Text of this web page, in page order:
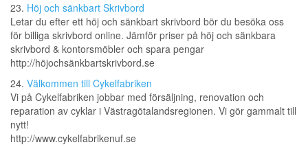
23. Höj och sänkbart Skrivbord
Letar du efter ett höj och sänkbart skrivbord bör du besöka oss
för billiga skrivbord online. Jämför priser på höj och sänkbara
skrivbord & kontorsmöbler och spara pengar
http://höjochsänkbartskrivbord.se
24. Välkommen till Cykelfabriken
Vi på Cykelfabriken jobbar med försäljning, renovation och
reparation av cyklar i Västragötalandsregionen. Vi gör gammalt till
nytt!
http://www.cykelfabrikenuf.se